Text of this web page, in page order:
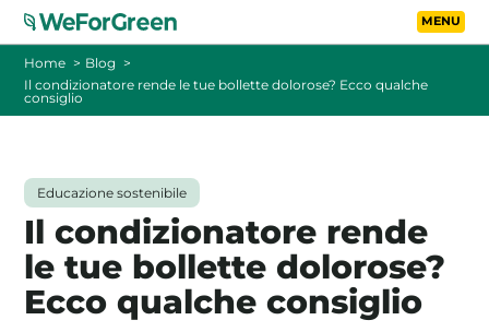
Vai al contenuto
TARIFFE
FOTOVOLTAICO A DISTANZA
FAQ
Home
Blog
Il condizionatore rende le tue bollette dolorose? Ecco qualche
consiglio
Educazione sostenibile
Il condizionatore rende
le tue bollette dolorose?
Ecco qualche consiglio